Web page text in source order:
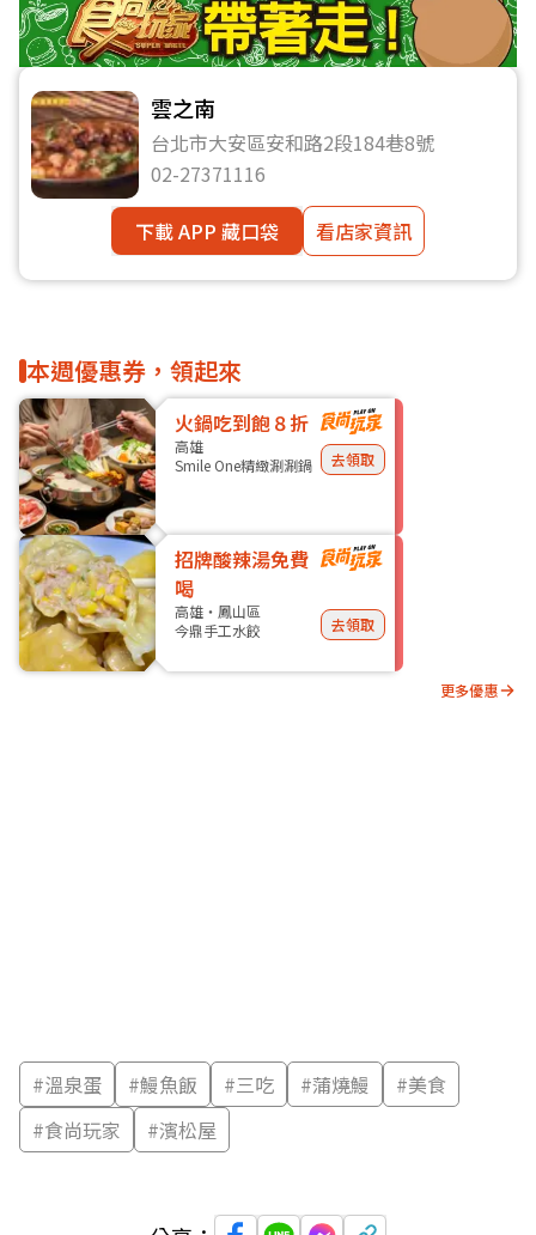
雲之南
台北市大安區安和路2段184巷8號
02-27371116
下載 APP 藏口袋
看店家資訊
本週優惠券，領起來
火鍋吃到飽８折
高雄
Smile One精緻涮涮鍋
去領取
招牌酸辣湯免費
喝
高雄・鳳山區
今鼎手工水餃
去領取
更多優惠
#溫泉蛋 #鰻魚飯 #三吃 #蒲燒鰻 #美食
#食尚玩家 #濱松屋